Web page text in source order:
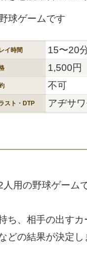
球ゲームです
イ時間 15〜20
1,500円
不可
スト・DTP アヂサ
用の野球ゲームで
ち、相手の出す
どの結果が決定